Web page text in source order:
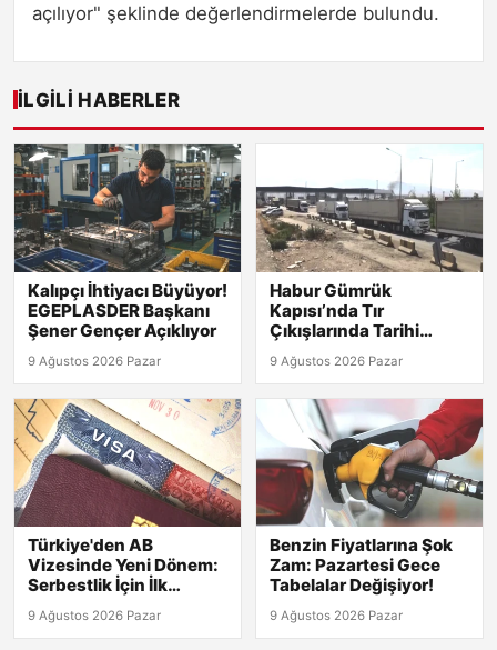
açılıyor" şeklinde değerlendirmelerde bulundu.
İLGILI HABERLER
Kalıpçı İhtiyacı Büyüyor!
EGEPLASDER Başkanı
Şener Gençer Açıklıyor
9 Ağustos 2026 Pazar
Habur Gümrük
Kapısı’nda Tır
Çıkışlarında Tarihi
Rekor! 2026 Günlük
Verileri Açıklandı!
9 Ağustos 2026 Pazar
Türkiye'den AB
Vizesinde Yeni Dönem:
Serbestlik İçin İlk
Adımlar Atıldı!
9 Ağustos 2026 Pazar
Benzin Fiyatlarına Şok
Zam: Pazartesi Gece
Tabelalar Değişiyor!
9 Ağustos 2026 Pazar